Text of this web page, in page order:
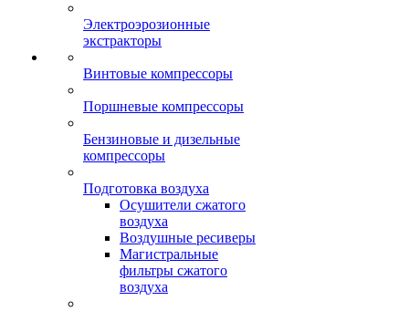
Электроэрозионные
экстракторы
Винтовые компрессоры
Поршневые компрессоры
Бензиновые и дизельные
компрессоры
Подготовка воздуха
Осушители сжатого
воздуха
Воздушные ресиверы
Магистральные
фильтры сжатого
воздуха